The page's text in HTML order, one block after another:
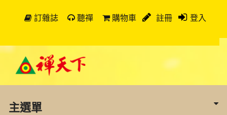
訂雜誌 聽禪 購物車 註冊 登入
主選單